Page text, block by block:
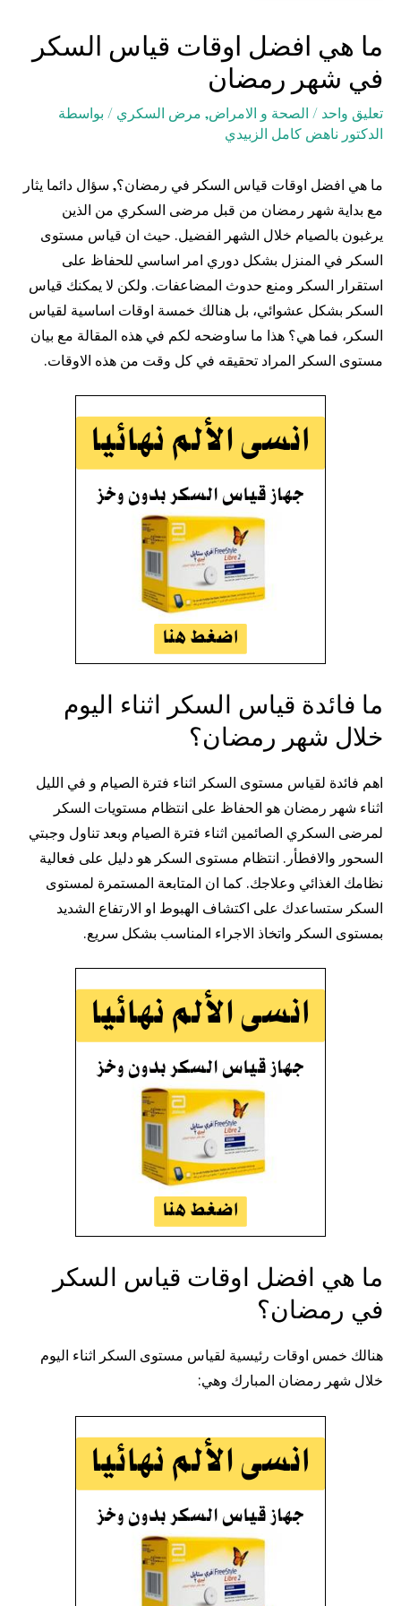
ما هي افضل اوقات قياس السكر
في شهر رمضان
تعليق واحد / الصحة و الامراض, مرض السكري / بواسطة
الدكتور ناهض كامل الزبيدي
ما هي افضل اوقات قياس السكر في رمضان؟, سؤال دائما يثار
مع بداية شهر رمضان من قبل مرضى السكري من الذين
يرغبون بالصيام خلال الشهر الفضيل. حيث ان قياس مستوى
السكر في المنزل بشكل دوري امر اساسي للحفاظ على
استقرار السكر ومنع حدوث المضاعفات. ولكن لا يمكنك قياس
السكر بشكل عشوائي، بل هنالك خمسة اوقات اساسية لقياس
السكر، فما هي؟ هذا ما ساوضحه لكم في هذه المقالة مع بيان
مستوى السكر المراد تحقيقه في كل وقت من هذه الاوقات.
ما فائدة قياس السكر اثناء اليوم
خلال شهر رمضان؟
اهم فائدة لقياس مستوى السكر اثناء فترة الصيام و في الليل
اثناء شهر رمضان هو الحفاظ على انتظام مستويات السكر
لمرضى السكري الصائمين اثناء فترة الصيام وبعد تناول وجبتي
السحور والافطأر. انتظام مستوى السكر هو دليل على فعالية
نظامك الغذائي وعلاجك. كما ان المتابعة المستمرة لمستوى
السكر ستساعدك على اكتشاف الهبوط او الارتفاع الشديد
بمستوى السكر واتخاذ الاجراء المناسب بشكل سريع.
ما هي افضل اوقات قياس السكر
في رمضان؟
هنالك خمس اوقات رئيسية لقياس مستوى السكر اثناء اليوم
خلال شهر رمضان المبارك وهي: